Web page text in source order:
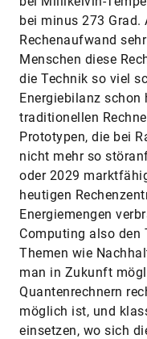
bei minus 273 Grad.
Rechenaufwand
Menschen diese
die Technik so viel
Energiebilanz schon
traditionellen
Prototypen, die bei
nicht mehr so
oder 2029
heutigen
Energiemengen
Computing also den
Themen wie
man in Zukunft
Quantenrechnern
möglich ist, und
einsetzen, wo sich